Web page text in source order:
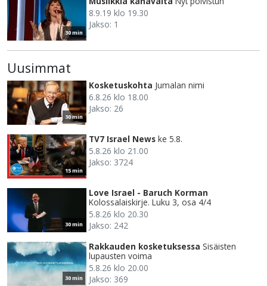
30 min
8.9.19 klo 19.30
Jakso: 1
Uusimmat
30 min
Kosketuskohta Jumalan nimi
6.8.26 klo 18.00
Jakso: 26
15 min
TV7 Israel News ke 5.8.
5.8.26 klo 21.00
Jakso: 3724
30 min
Love Israel - Baruch Korman
Kolossalaiskirje. Luku 3, osa 4/4
5.8.26 klo 20.30
Jakso: 242
30 min
Rakkauden kosketuksessa Sisäisten
lupausten voima
5.8.26 klo 20.00
Jakso: 369